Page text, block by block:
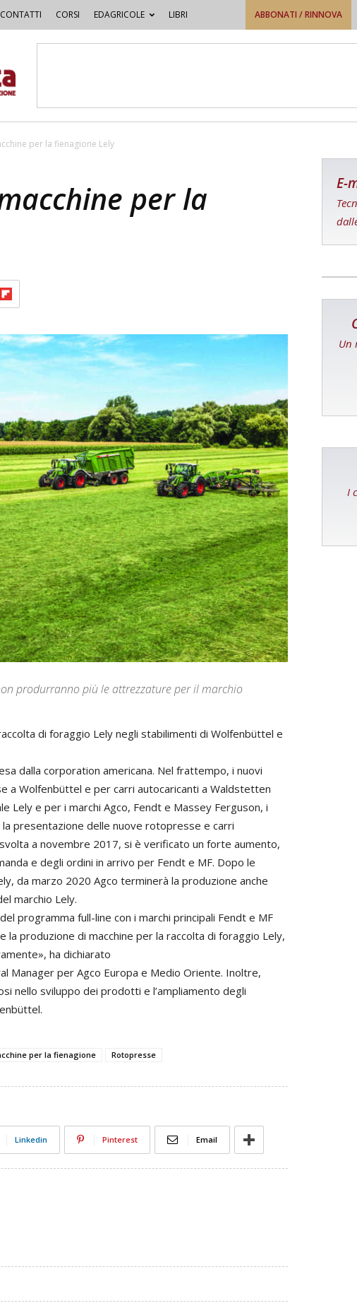
CONTATTI CORSI EDAGRICOLE LIBRI ABBONATI / RINNOVA
per la fienagione Lely
per la
produrranno più le attrezzature per il marchio
di foraggio Lely negli stabilimenti di Wolfenbüttel e
dalla corporation americana. Nel frattempo, i nuovi
a Wolfenbüttel e per carri autocaricanti a Waldstetten
Lely e per i marchi Agco, Fendt e Massey Ferguson, i
presentazione delle nuove rotopresse e carri
a novembre 2017, si è verificato un forte aumento,
e degli ordini in arrivo per Fendt e MF. Dopo le
da marzo 2020 Agco terminerà la produzione anche
marchio Lely.
programma full-line con i marchi principali Fendt e MF
la produzione di macchine per la raccolta di foraggio Lely,
ha dichiarato
Manager per Agco Europa e Medio Oriente. Inoltre,
nello sviluppo dei prodotti e l’ampliamento degli
per la fienagione Rotopresse
Linkedin Pinterest Email
E-
Un
I